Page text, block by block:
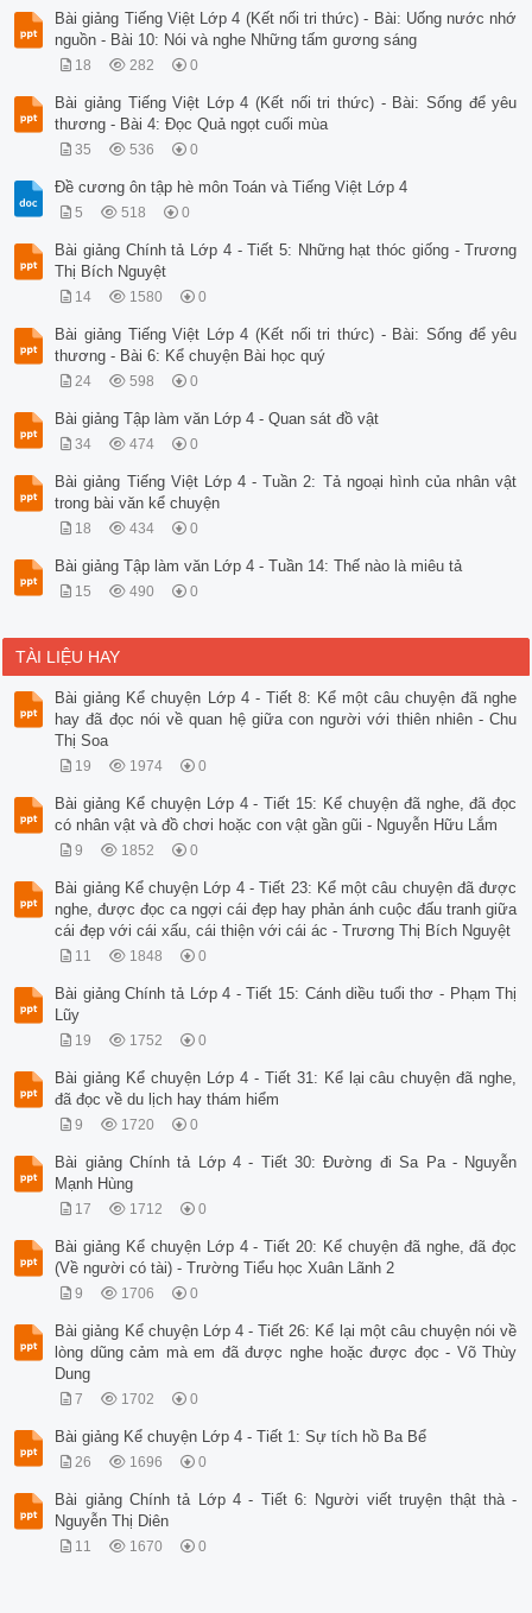
Bài giảng Tiếng Việt Lớp 4 (Kết nối tri thức) - Bài: Uống nước nhớ
nguồn - Bài 10: Nói và nghe Những tấm gương sáng
18 282 0
Bài giảng Tiếng Việt Lớp 4 (Kết nối tri thức) - Bài: Sống để yêu
thương - Bài 4: Đọc Quả ngọt cuối mùa
35 536 0
Đề cương ôn tập hè môn Toán và Tiếng Việt Lớp 4
5 518 0
Bài giảng Chính tả Lớp 4 - Tiết 5: Những hạt thóc giống - Trương
Thị Bích Nguyệt
14 1580 0
Bài giảng Tiếng Việt Lớp 4 (Kết nối tri thức) - Bài: Sống để yêu
thương - Bài 6: Kể chuyện Bài học quý
24 598 0
Bài giảng Tập làm văn Lớp 4 - Quan sát đồ vật
34 474 0
Bài giảng Tiếng Việt Lớp 4 - Tuần 2: Tả ngoại hình của nhân vật
trong bài văn kể chuyện
18 434 0
Bài giảng Tập làm văn Lớp 4 - Tuần 14: Thế nào là miêu tả
15 490 0
TÀI LIỆU HAY
Bài giảng Kể chuyện Lớp 4 - Tiết 8: Kể một câu chuyện đã nghe
hay đã đọc nói về quan hệ giữa con người với thiên nhiên - Chu
Thị Soa
19 1974 0
Bài giảng Kể chuyện Lớp 4 - Tiết 15: Kể chuyện đã nghe, đã đọc
có nhân vật và đồ chơi hoặc con vật gần gũi - Nguyễn Hữu Lắm
9 1852 0
Bài giảng Kể chuyện Lớp 4 - Tiết 23: Kể một câu chuyện đã được
nghe, được đọc ca ngợi cái đẹp hay phản ánh cuộc đấu tranh giữa
cái đẹp với cái xấu, cái thiện với cái ác - Trương Thị Bích Nguyệt
11 1848 0
Bài giảng Chính tả Lớp 4 - Tiết 15: Cánh diều tuổi thơ - Phạm Thị
Lũy
19 1752 0
Bài giảng Kể chuyện Lớp 4 - Tiết 31: Kể lại câu chuyện đã nghe,
đã đọc về du lịch hay thám hiểm
9 1720 0
Bài giảng Chính tả Lớp 4 - Tiết 30: Đường đi Sa Pa - Nguyễn
Mạnh Hùng
17 1712 0
Bài giảng Kể chuyện Lớp 4 - Tiết 20: Kể chuyện đã nghe, đã đọc
(Về người có tài) - Trường Tiểu học Xuân Lãnh 2
9 1706 0
Bài giảng Kể chuyện Lớp 4 - Tiết 26: Kể lại một câu chuyện nói về
lòng dũng cảm mà em đã được nghe hoặc được đọc - Võ Thùy
Dung
7 1702 0
Bài giảng Kể chuyện Lớp 4 - Tiết 1: Sự tích hồ Ba Bể
26 1696 0
Bài giảng Chính tả Lớp 4 - Tiết 6: Người viết truyện thật thà -
Nguyễn Thị Diên
11 1670 0